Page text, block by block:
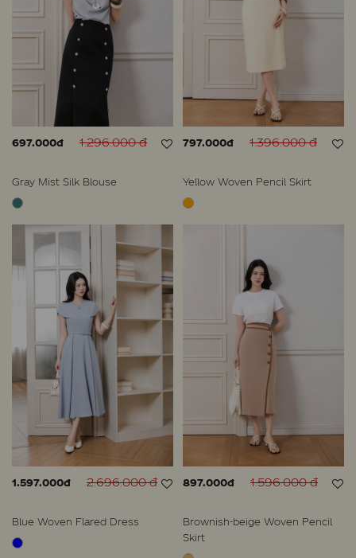
697.000đ 1.296.000 đ
Gray Mist Silk Blouse
797.000đ 1.396.000 đ
Yellow Woven Pencil Skirt
1.597.000đ 2.696.000 đ
Blue Woven Flared Dress
897.000đ 1.596.000 đ
Brownish-beige Woven Pencil
Skirt